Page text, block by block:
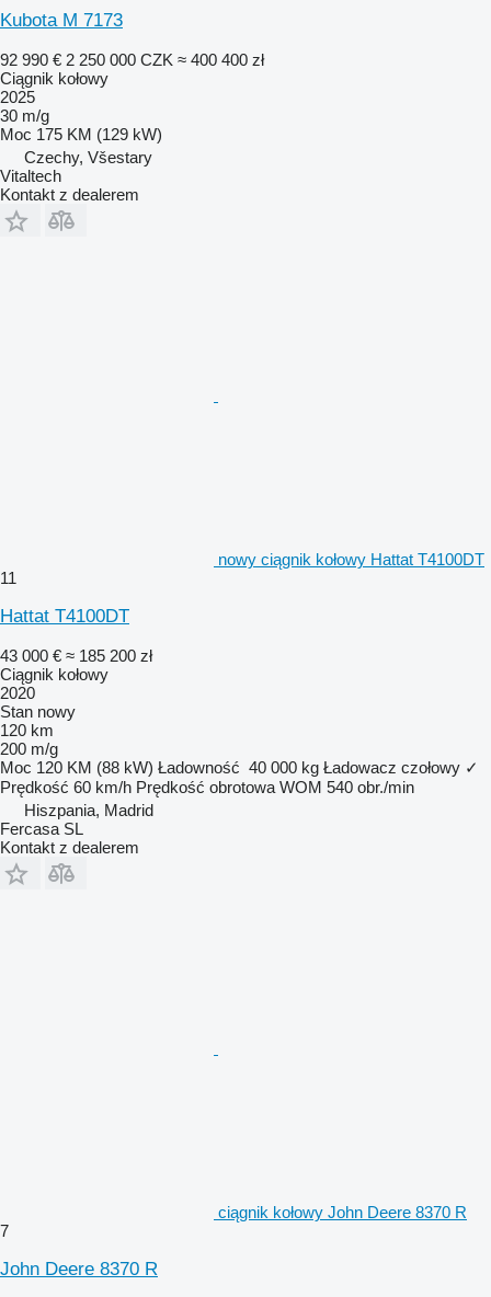
Kubota M 7173
92 990 € 2 250 000 CZK ≈ 400 400 zł
Ciągnik kołowy
2025
30 m/g
Moc 175 KM (129 kW)
Czechy, Všestary
Vitaltech
Kontakt z dealerem
nowy ciągnik kołowy Hattat T4100DT
11
Hattat T4100DT
43 000 € ≈ 185 200 zł
Ciągnik kołowy
2020
Stan nowy
120 km
200 m/g
Moc 120 KM (88 kW) Ładowność 40 000 kg Ładowacz czołowy ✓
Prędkość 60 km/h Prędkość obrotowa WOM 540 obr./min
Hiszpania, Madrid
Fercasa SL
Kontakt z dealerem
ciągnik kołowy John Deere 8370 R
7
John Deere 8370 R